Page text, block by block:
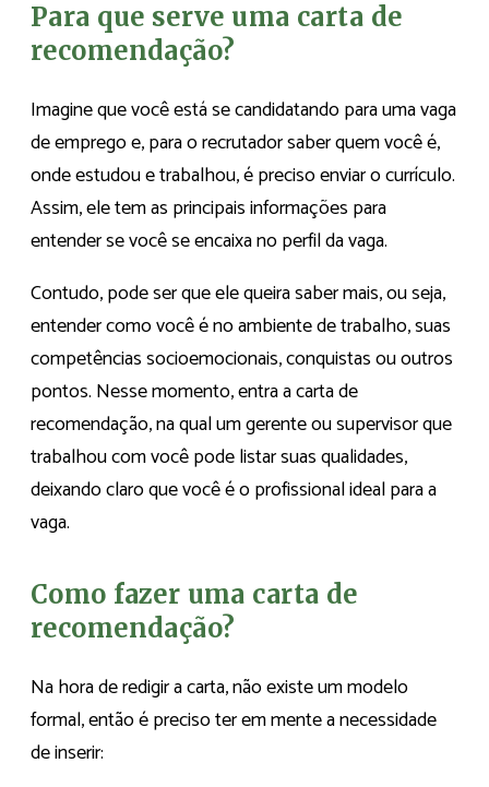
Para que serve uma carta de
recomendação?
Imagine que você está se candidatando para uma vaga
de emprego e, para o recrutador saber quem você é,
onde estudou e trabalhou, é preciso enviar o currículo.
Assim, ele tem as principais informações para
entender se você se encaixa no perfil da vaga.
Contudo, pode ser que ele queira saber mais, ou seja,
entender como você é no ambiente de trabalho, suas
competências socioemocionais, conquistas ou outros
pontos. Nesse momento, entra a carta de
recomendação, na qual um gerente ou supervisor que
trabalhou com você pode listar suas qualidades,
deixando claro que você é o profissional ideal para a
vaga.
Como fazer uma carta de
recomendação?
Na hora de redigir a carta, não existe um modelo
formal, então é preciso ter em mente a necessidade
de inserir: